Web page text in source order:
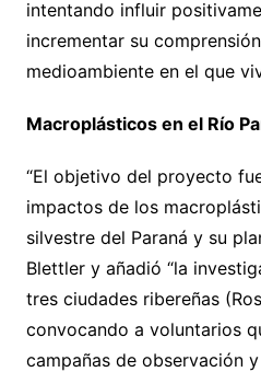
intentando influir
incrementar su
medioambiente en el que
Macroplásticos en el Río
“El objetivo del proyecto
impactos de los
silvestre del Paraná y su
Blettler y añadió “la
tres ciudades ribereñas
convocando a voluntarios
campañas de observación